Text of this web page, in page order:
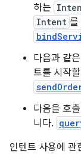
하는
Intent 를
다음과 같
트를 시작
다음을 호
니다.
인텐트 사용에 관